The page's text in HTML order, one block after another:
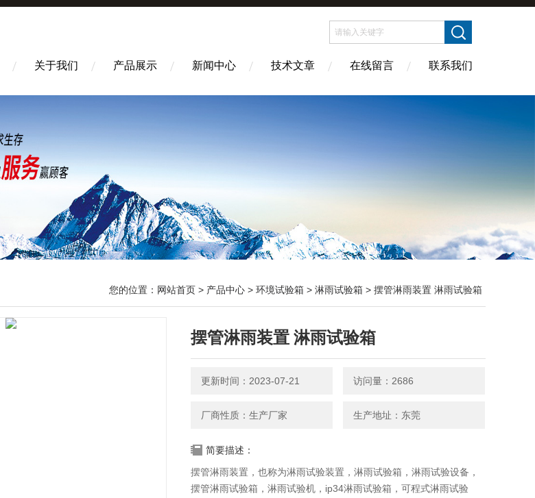
关于我们 产品展示 新闻中心 技术文章 在线留言 联系我们
您的位置： 网站首页 > 产品中心 > 环境试验箱 > 淋雨试验箱 > 摆管淋雨装置 淋雨试验箱
摆管淋雨装置 淋雨试验箱
更新时间：2023-07-21 访问量：2686
厂商性质：生产厂家 生产地址：东莞
简要描述：
摆管淋雨装置，也称为淋雨试验装置，淋雨试验箱，淋雨试验设备，
摆管淋雨试验箱，淋雨试验机，ip34淋雨试验箱，可程式淋雨试验